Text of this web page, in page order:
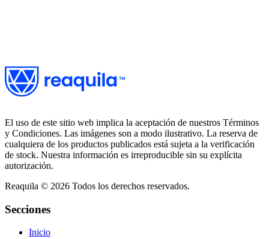
El uso de este sitio web implica la aceptación de nuestros Términos
y Condiciones. Las imágenes son a modo ilustrativo. La reserva de
cualquiera de los productos publicados está sujeta a la verificación
de stock. Nuestra información es irreproducible sin su explícita
autorización.
Reaquila © 2026 Todos los derechos reservados.
Secciones
Inicio